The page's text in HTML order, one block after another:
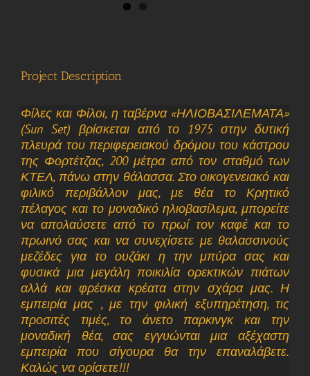
Project Description
Φίλες και Φίλοι, η ταβέρνα «ΗΛΙΟΒΑΣΙΛΕΜΑΤΑ»
(Sun Set) βρίσκεται από το 1975 στην δυτική
πλευρά του περιφερειακού δρόμου του κάστρου
της Φορτέτζας, 200 μέτρα από τον σταθμό των
ΚΤΕΛ, πάνω στην θάλασσα. Στο οικογενειακό και
φιλικό περιβάλλον μας, με θέα το Κρητικό
πέλαγος και το μοναδικό ηλιοβασίλεμα, μπορείτε
να απολαύσετε από το πρωί τον καφέ και το
πρωινό σας και να συνεχίσετε με θαλασσινούς
μεζέδες για το ουζάκι η την μπύρα σας και
φυσικά μια μεγάλη ποικιλία ορεκτικών πιάτων
αλλά και φρέσκα κρέατα στην σχάρα μας. Η
εμπειρία μας , με την φιλική εξυπηρέτηση, τις
προσιτές τιμές, το άνετο παρκινγκ και την
μοναδική θέα, σας εγγυώνται μια αξέχαστη
εμπειρία που σίγουρα θα την επαναλάβετε.
Καλώς να ορίσετε!!!